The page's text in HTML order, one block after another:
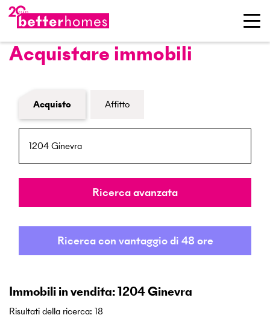
Acquistare immobili
Modulo di ricerca immobiliare
Acquisto Affitto
NPA / Località
Raggio
Ricerca avanzata
Ricerca con vantaggio di 48 ore
Immobili in vendita: 1204 Ginevra
Risultati della ricerca: 18